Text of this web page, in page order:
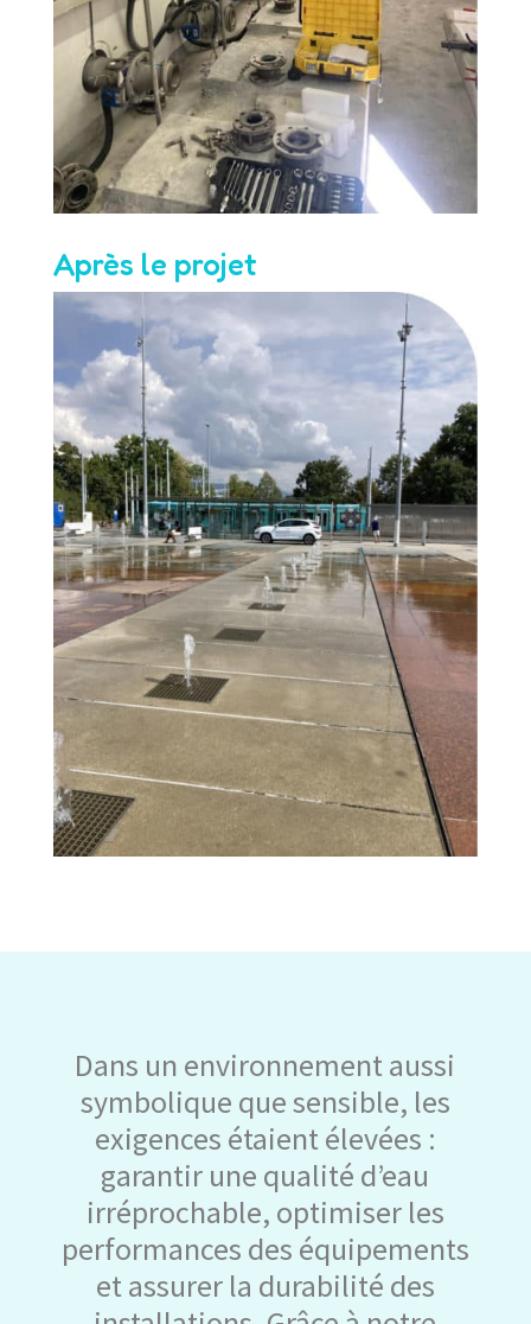
Après le projet
Dans un environnement aussi
symbolique que sensible, les
exigences étaient élevées :
garantir une qualité d’eau
irréprochable, optimiser les
performances des équipements
et assurer la durabilité des